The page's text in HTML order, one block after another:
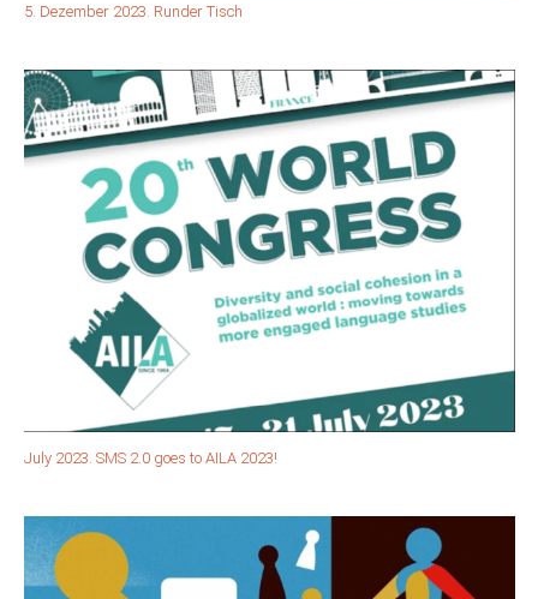
5. Dezember 2023. Runder Tisch
July 2023. SMS 2.0 goes to AILA 2023!